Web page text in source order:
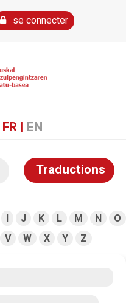
se connecter
FR | EN
Traductions
I J K L M N
O
V W X Y Z